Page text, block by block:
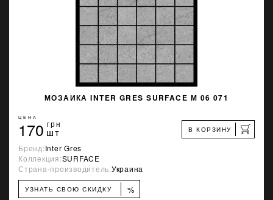
МОЗАИКА INTER GRES SURFACE М 06 071
ЦЕНА
170 грн
шт В КОРЗИНУ
Бренд:Inter Gres
Коллекция:SURFACE
Страна-производитель:Украина
УЗНАТЬ СВОЮ СКИДКУ %